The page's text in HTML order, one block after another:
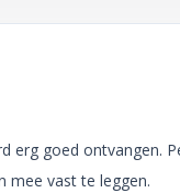
erg goed ontvangen.
mee vast te leggen.